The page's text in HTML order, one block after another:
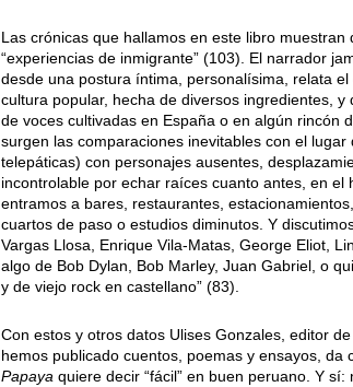
Las crónicas que hallamos en este libro
“experiencias de inmigrante” (103). El narrador
desde una postura íntima, personalísima, relata
cultura popular, hecha de diversos ingredientes,
de voces cultivadas en España o en algún rincón
surgen las comparaciones inevitables con el
telepáticas) con personajes ausentes,
incontrolable por echar raíces cuanto antes, en el
entramos a bares, restaurantes,
cuartos de paso o estudios diminutos. Y
Vargas Llosa, Enrique Vila-Matas, George Eliot,
algo de Bob Dylan, Bob Marley, Juan Gabriel, o
y de viejo rock en castellano” (83).
Con estos y otros datos Ulises Gonzales, editor de
hemos publicado cuentos, poemas y ensayos, da
Papaya quiere decir “fácil” en buen peruano. Y